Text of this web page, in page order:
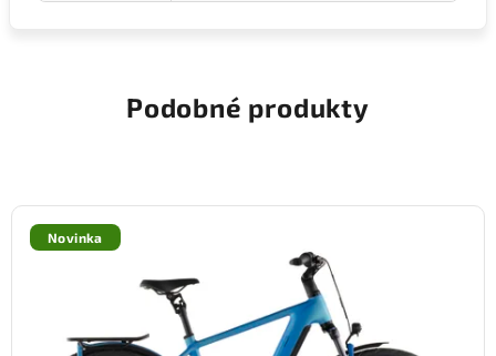
Podobné produkty
Novinka